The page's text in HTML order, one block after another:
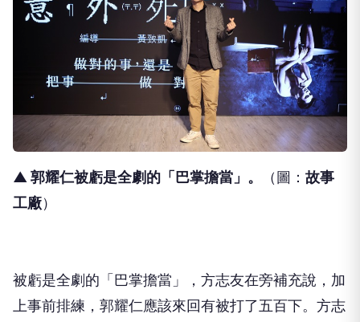
▲ 郭耀仁被虧是全劇的「巴掌擔當」 。 （圖： 故事
工廠）
被虧是全劇的「巴掌擔當」，方志友在旁補充說，加
上事前排練，郭耀仁應該來回有被打了五百下。方志